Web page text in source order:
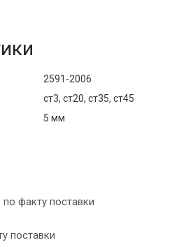
2591-2006
ст3, ст20, ст35, ст45
5 мм
по факту поставки
поставки